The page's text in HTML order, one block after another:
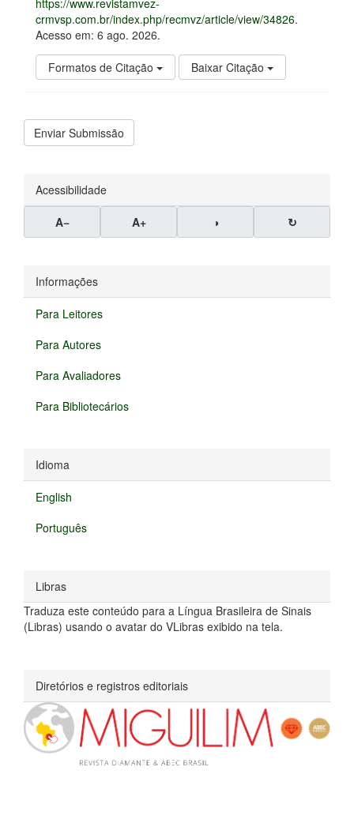
https://www.revistamvez-
crmvsp.com.br/index.php/recmvz/article/view/34826.
Acesso em: 6 ago. 2026.
Formatos de Citação Baixar Citação
Enviar
Submissão
Enviar Submissão
Acessibilidade
A− A+ ◑ ↻
Informações
Para Leitores
Para Autores
Para Avaliadores
Para Bibliotecários
Idioma
English
Português
Libras
Traduza este conteúdo para a Língua Brasileira de Sinais
(Libras) usando o avatar do VLibras exibido na tela.
Diretórios e registros editoriais